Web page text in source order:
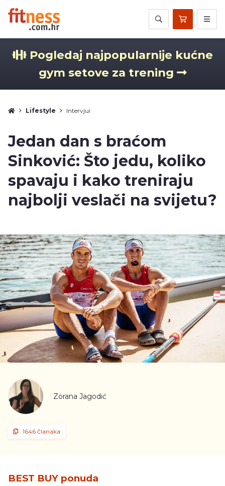
Pogledaj najpopularnije kućne
gym setove za trening
Lifestyle Intervjui
Jedan dan s braćom
Sinković: Što jedu, koliko
spavaju i kako treniraju
najbolji veslači na svijetu?
Zorana Jagodić
1646 članaka
BEST BUY ponuda